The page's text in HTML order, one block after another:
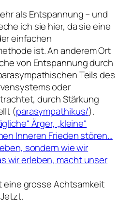
als Entspannung – und
ich sie hier, da sie eine
einfachen
ist. An anderem Ort
von Entspannung durch
Teils des
oder
durch Stärkung
(parasympathikus/).
Ärger, „kleine“
Inneren Frieden stören…
sondern wie wir
wir erleben, macht unser
eine grosse Achtsamkeit